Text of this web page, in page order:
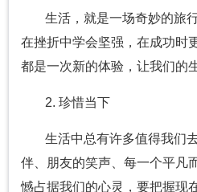
生活，就是一场奇妙的旅
在挫折中学会坚强，在成功时
都是一次新的体验，让我们的
2. 珍惜当下
生活中总有许多值得我们
伴、朋友的笑声、每一个平凡
憾占据我们的心灵，要把握现